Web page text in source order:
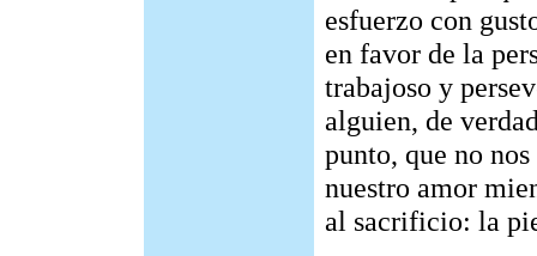
esfuerzo con
en favor de la
trabajoso y
alguien, de
punto, que no
nuestro amor
al sacrificio: la